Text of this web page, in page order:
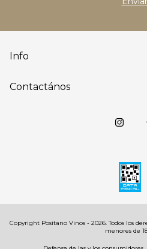
Info
Contactános
Copyright Positano Vinos - 2026. Todos los